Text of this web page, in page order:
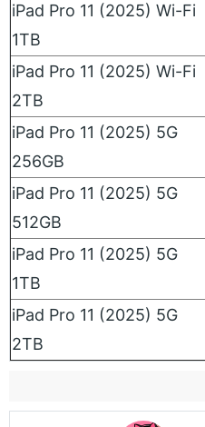
iPad Pro 11 (2025) Wi-Fi
1TB
iPad Pro 11 (2025) Wi-Fi
2TB
iPad Pro 11 (2025) 5G
256GB
iPad Pro 11 (2025) 5G
512GB
iPad Pro 11 (2025) 5G
1TB
iPad Pro 11 (2025) 5G
2TB